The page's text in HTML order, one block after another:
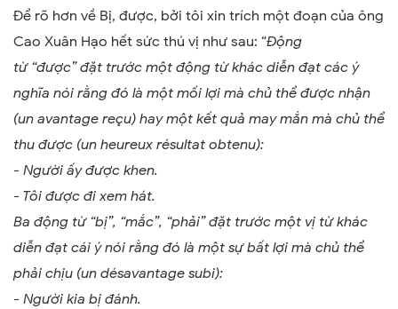
Để rõ hơn về Bị, được, bởi tôi xin trích một đoạn của ông
Cao Xuân Hạo hết sức thú vị như sau: “Động
từ“được”đặt trước một động từ khác diễn đạt các ý
nghĩa nói rằng đó là một mối lợi mà chủ thể được nhận
(un avantage reçu) hay một kết quả may mắn mà chủ thể
thu được (un heureux résultat obtenu):
- Người ấy được khen.
- Tôi được đi xem hát.
Ba động từ“bị”, “mắc”, “phải”đặt trước một vị từ khác
diễn đạt cái ý nói rằng đó là một sự bất lợi mà chủ thể
phải chịu (un désavantage subi):
- Người kia bị đánh.